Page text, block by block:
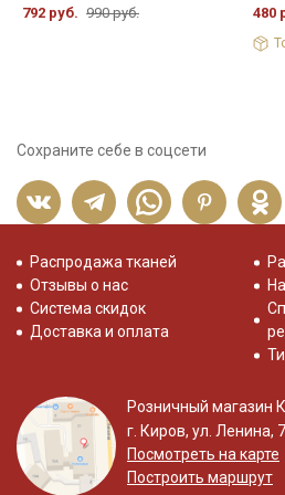
792 руб. 990 руб. 480
Сохраните себе в соцсети
Распродажа тканей
Отзывы о нас
Система скидок
Доставка и оплата
Розничный магазин
г. Киров, ул. Ленина,
Посмотреть на карте
Построить маршрут